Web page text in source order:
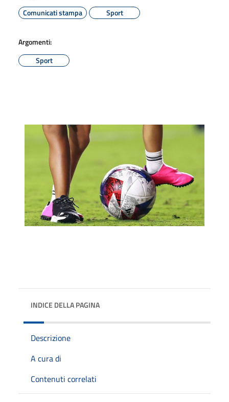
Comunicati stampa
Sport
Argomenti:
Sport
INDICE DELLA PAGINA
Descrizione
A cura di
Contenuti correlati